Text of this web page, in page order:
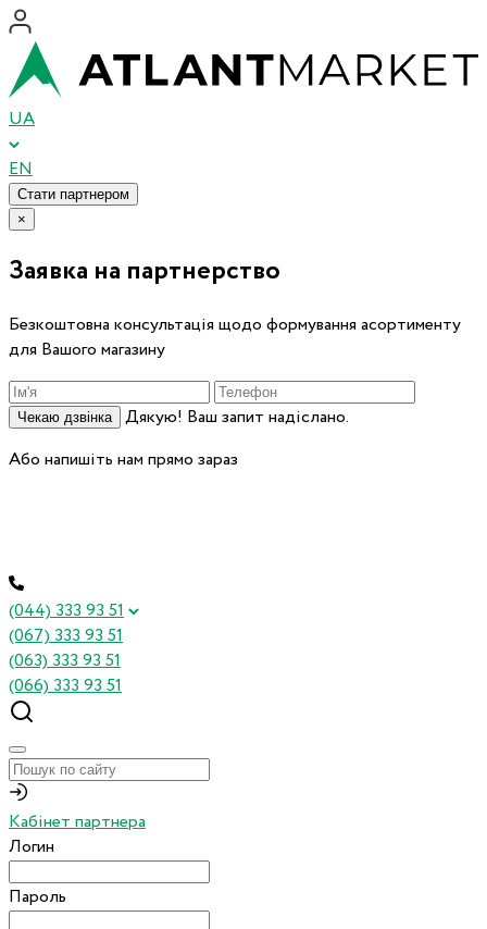
UA
EN
Стати партнером
×
Заявка на партнерство
Безкоштовна консультація щодо формування асортименту
для Вашого магазину
Чекаю дзвінка
Дякую! Ваш запит надіслано.
Або напишіть нам прямо зараз
(044) 333 93 51
(067) 333 93 51
(063) 333 93 51
(066) 333 93 51
Кабінет партнера
Логин
Пароль